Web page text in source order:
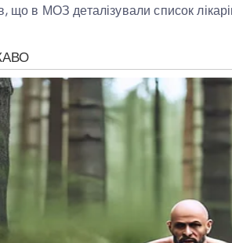
що в МОЗ деталізували список